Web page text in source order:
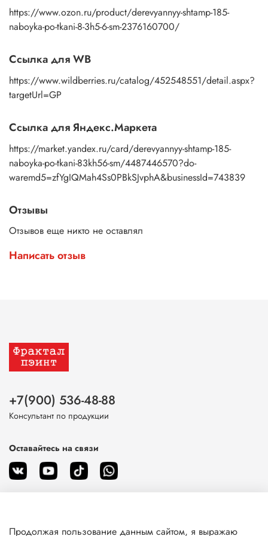
https://www.ozon.ru/product/derevyannyy-shtamp-185-
naboyka-po-tkani-8-3h5-6-sm-2376160700/
Ссылка для WB
https://www.wildberries.ru/catalog/452548551/detail.aspx?
targetUrl=GP
Ссылка для Яндекс.Маркета
https://market.yandex.ru/card/derevyannyy-shtamp-185-
naboyka-po-tkani-83kh56-sm/4487446570?do-
waremd5=zfYgIQMah4Ss0PBkSJvphA&businessId=743839
Отзывы
Отзывов еще никто не оставлял
Написать отзыв
+7(900) 536-48-88
Консультант по продукции
Оставайтесь на связи
Продолжая пользование данным сайтом, я выражаю